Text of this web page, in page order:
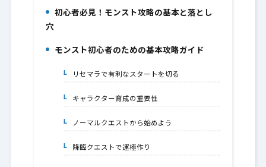
初心者必見！モンスト攻略の基本と落とし
穴
モンスト初心者のための基本攻略ガイド
2-1.リセマラで有利なスタートを切る
2-2.キャラクター育成の重要性
2-3.ノーマルクエストから始めよう
2-4.降臨クエストで運極作り